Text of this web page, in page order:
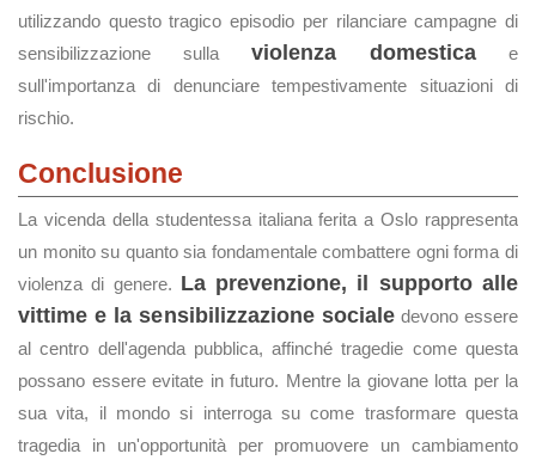
utilizzando questo tragico episodio per rilanciare campagne di
sensibilizzazione sulla violenza domestica e
sull'importanza di denunciare tempestivamente situazioni di
rischio.
Conclusione
La vicenda della studentessa italiana ferita a Oslo rappresenta
un monito su quanto sia fondamentale combattere ogni forma di
violenza di genere. La prevenzione, il supporto alle
vittime e la sensibilizzazione socialedevono essere
al centro dell'agenda pubblica, affinché tragedie come questa
possano essere evitate in futuro. Mentre la giovane lotta per la
sua vita, il mondo si interroga su come trasformare questa
tragedia in un'opportunità per promuovere un cambiamento